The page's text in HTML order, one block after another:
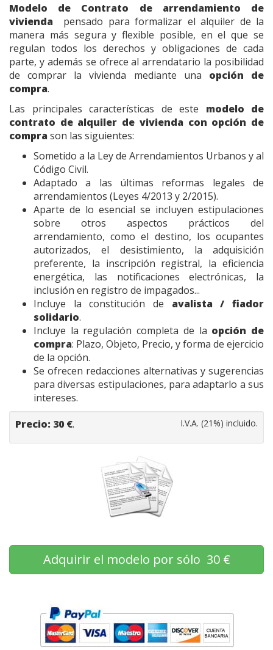
Modelo de Contrato de arrendamiento de
vivienda
pensado para formalizar el alquiler de la
manera más segura y flexible posible, en el que se
regulan todos los derechos y obligaciones de cada
parte, y además se ofrece al arrendatario la posibilidad
de comprar la vivienda mediante una opción de
compra.
Las principales características de este modelo de
contrato de alquiler de vivienda con opción de
compra son las siguientes:
Sometido a la Ley de Arrendamientos Urbanos y al
Código Civil.
Adaptado a las últimas reformas legales de
arrendamientos (Leyes 4/2013 y 2/2015).
Aparte de lo esencial se incluyen estipulaciones
sobre otros aspectos prácticos del
arrendamiento, como el destino, los ocupantes
autorizados, el desistimiento, la adquisición
preferente, la inscripción registral, la eficiencia
energética, las notificaciones electrónicas, la
inclusión en registro de impagados...
Incluye la constitución de avalista / fiador
solidario.
Incluye la regulación completa de la opción de
compra: Plazo, Objeto, Precio, y forma de ejercicio
de la opción.
Se ofrecen redacciones alternativas y sugerencias
para diversas estipulaciones, para adaptarlo a sus
intereses.
Precio: 30 €. I.V.A. (21%) incluido.